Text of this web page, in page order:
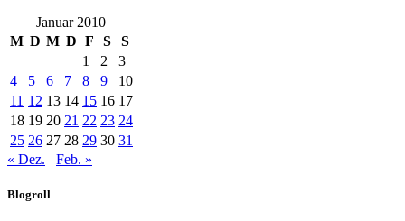
Januar 2010
M D M D F S
S
1
2
3
4
5 6 7 8 9
10
11 12 13 14 15 16 17
18 19 20 21 22 23 24
25 26 27 28 29 30 31
« Dez.
Feb. »
Blogroll